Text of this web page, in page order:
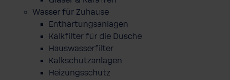
Wasser für Zuhause
Enthärtungsanlagen
Kalkfilter für die Dusche
Hauswasserfilter
Kalkschutzanlagen
Heizungsschutz